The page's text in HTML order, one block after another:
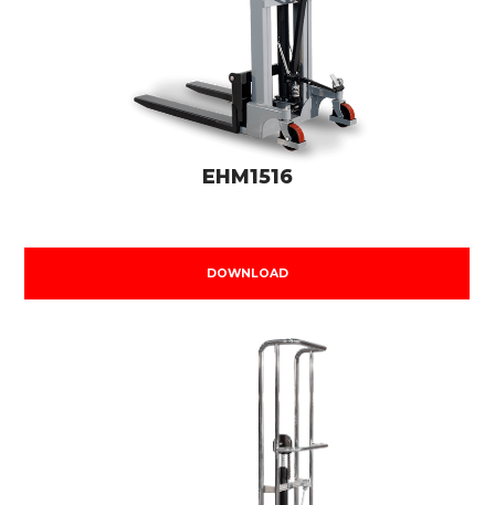
EHM1516
DOWNLOAD